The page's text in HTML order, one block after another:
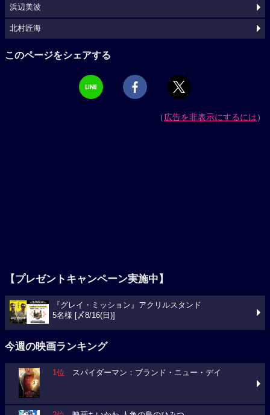
浜辺美波
北村匠海
このページをシェアする
（広告を非表示にするには）
【プレゼントキャンペーン実施中】
『グレイ・ミッション』アクリルスタンド
5名様 [〆8/16(日)]
今週の映画ランキング
1位 スパイダーマン：ブランド・ニュー・デイ